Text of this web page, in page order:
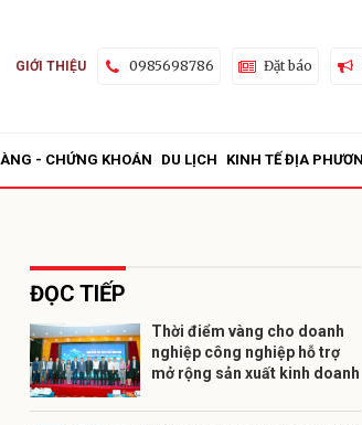
GIỚI THIỆU 0985698786 Đặt báo
- CHỨNG KHOÁN DU LỊCH KINH TẾ ĐỊA
ĐỌC TIẾP
Thời điểm vàng cho doanh
nghiệp công nghiệp hỗ trợ
mở rộng sản xuất kinh doanh
Gửi